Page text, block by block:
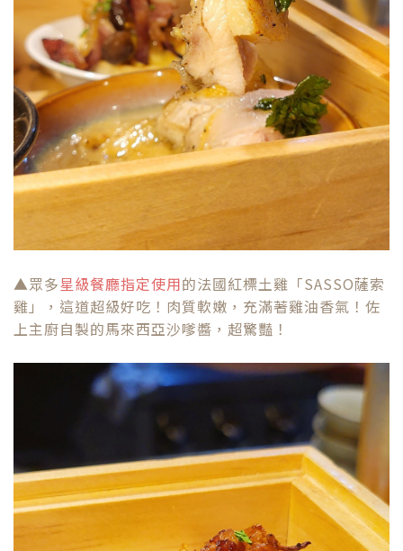
▲眾多星級餐廳指定使用的法國紅標土雞「SASSO薩索
雞」，這道超級好吃！肉質軟嫩，充滿著雞油香氣！佐
上主廚自製的馬來西亞沙嗲醬，超驚豔！